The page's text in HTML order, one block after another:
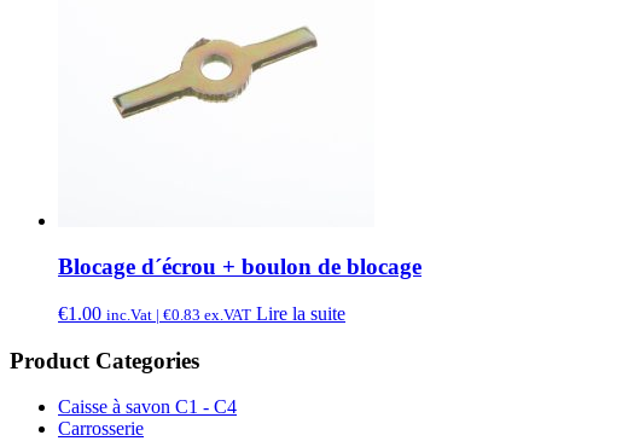
Blocage d´écrou + boulon de blocage
€1.00 inc.Vat | €0.83 ex.VAT Lire la suite
Product Categories
Caisse à savon C1 - C4
Carrosserie